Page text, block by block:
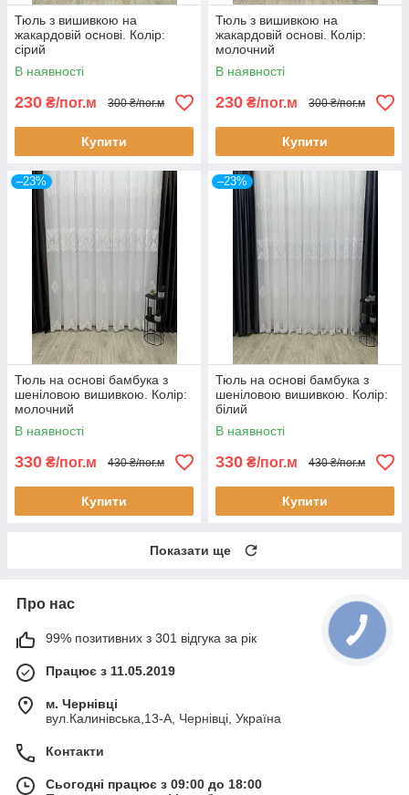
Тюль з вишивкою на
жакардовій основі. Колір:
сірий
В наявності
230 ₴/пог.м 300 ₴/пог.м
Купити
Тюль з вишивкою на
жакардовій основі. Колір:
молочний
В наявності
230 ₴/пог.м 300 ₴/пог.м
Купити
–23%
Тюль на основі бамбука з
шеніловою вишивкою. Колір:
молочний
В наявності
330 ₴/пог.м 430 ₴/пог.м
Купити
–23%
Тюль на основі бамбука з
шеніловою вишивкою. Колір:
білий
В наявності
330 ₴/пог.м 430 ₴/пог.м
Купити
Показати ще
Про нас
99% позитивних з 301 відгука за рік
Працює з 11.05.2019
м. Чернівці
вул.Калинівська,13-А, Чернівці, Україна
Контакти
Сьогодні працює з 09:00 до 18:00